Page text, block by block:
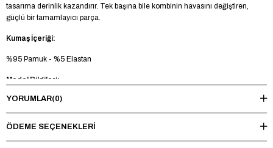
tasarıma derinlik kazandırır. Tek başına bile kombinin havasını değiştiren,
güçlü bir tamamlayıcı parça.
Kumaş İçeriği:
%95 Pamuk - %5 Elastan
Model Bilgileri:
Boy 188 cm - Kilo 85 kg - Manken üzerinde L beden mevcuttur.
Yıkama Talimatı:
Maksimum 30°C’de tersten yıkayınız, ağartıcı ve kurutucu kullanmayınız.
YORUMLAR(0)
ÖDEME SEÇENEKLERI